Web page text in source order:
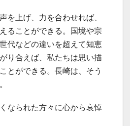
を上げ、力を合わせれば、
ることができる。国境や宗
代などの違いを超えて知恵
り合えば、私たちは思い描
とができる。長崎は、そう
なられた方々に心から哀悼